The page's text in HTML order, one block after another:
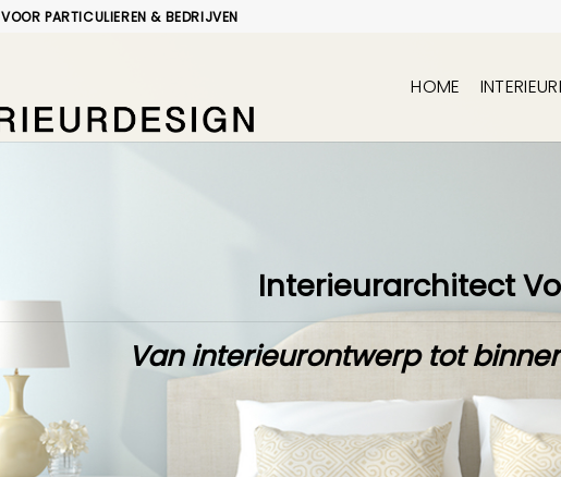
VOOR PARTICULIEREN & BEDRIJVEN
HOME
Interieurarchitect
Van interieurontwerp tot